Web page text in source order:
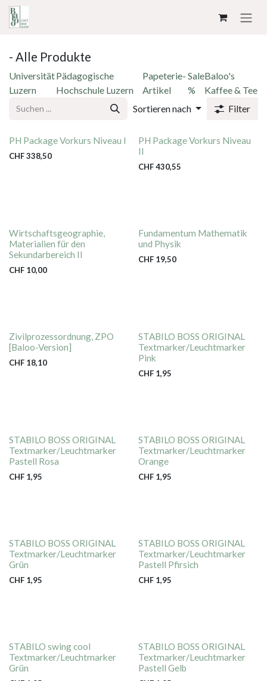
- Alle Produkte
Universität
Luzern
Pädagogische
Hochschule Luzern
Papeterie-
Artikel
Sale
%
Baloo's
Kaffee & Tee
Sortieren nach
Filter
PH Package Vorkurs Niveau I
CHF338,50
PH Package Vorkurs Niveau
II
CHF430,55
Wirtschaftsgeographie,
Materialien für den
Sekundarbereich II
CHF 10,00
Fundamentum Mathematik
und Physik
CHF 19,50
Zivilprozessordnung, ZPO
[Baloo-Version]
CHF 18,10
STABILO BOSS ORIGINAL
Textmarker/Leuchtmarker
Pink
CHF 1,95
STABILO BOSS ORIGINAL
Textmarker/Leuchtmarker
Pastell Rosa
CHF 1,95
STABILO BOSS ORIGINAL
Textmarker/Leuchtmarker
Orange
CHF 1,95
STABILO BOSS ORIGINAL
Textmarker/Leuchtmarker
Grün
CHF 1,95
STABILO BOSS ORIGINAL
Textmarker/Leuchtmarker
Pastell Pfirsich
CHF 1,95
STABILO swing cool
Textmarker/Leuchtmarker
Grün
STABILO BOSS ORIGINAL
Textmarker/Leuchtmarker
Pastell Gelb